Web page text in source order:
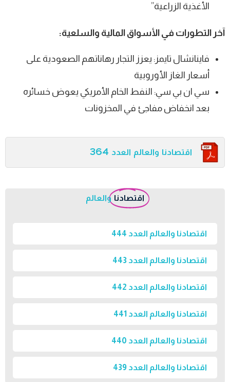
الأغذية الزراعية”
آخر التطورات في الأسواق المالية والسلعية:
فاينانشال تايمز: يعزز التجار رهاناتهم الصعودية على
أسعار الغاز الأوروبية
سي ان بي سي: النفط الخام الأمريكي يعوض خسائره
بعد انخفاض مفاجئ في المخزونات
اقتصادنا والعالم العدد 364
اقتصادنا والعالم
اقتصادنا والعالم العدد 444
اقتصادنا والعالم العدد 443
اقتصادنا والعالم العدد 442
اقتصادنا والعالم العدد 441
اقتصادنا والعالم العدد 440
اقتصادنا والعالم العدد 439